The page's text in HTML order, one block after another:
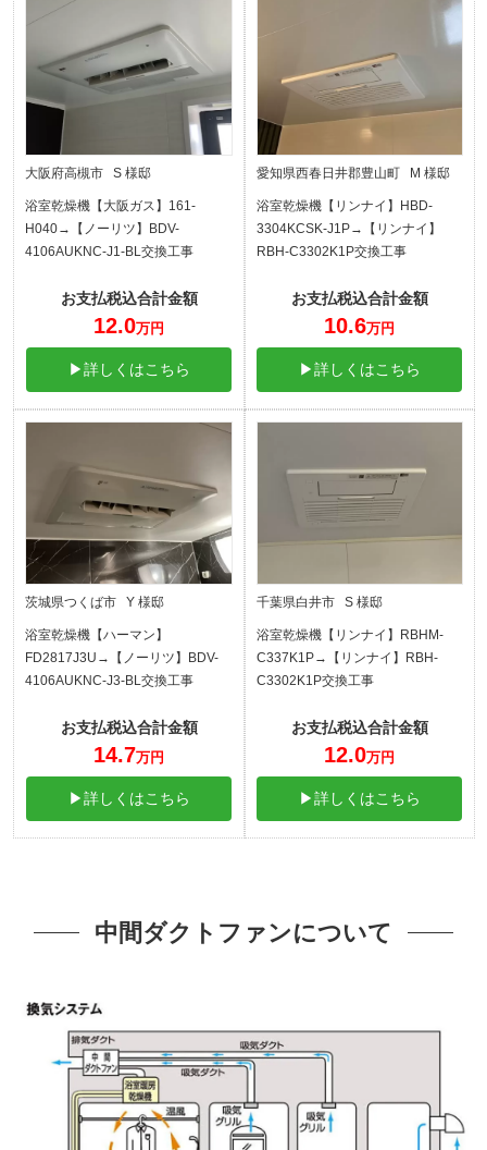
大阪府高槻市 S 様邸
浴室乾燥機【大阪ガス】161-
H040→【ノーリツ】BDV-
4106AUKNC-J1-BL交換工事
お支払税込合計金額
12.0万円
▶詳しくはこちら
愛知県西春日井郡豊山町 M 様邸
浴室乾燥機【リンナイ】HBD-
3304KCSK-J1P→【リンナイ】
RBH-C3302K1P交換工事
お支払税込合計金額
10.6万円
▶詳しくはこちら
茨城県つくば市 Y 様邸
浴室乾燥機【ハーマン】
FD2817J3U→【ノーリツ】BDV-
4106AUKNC-J3-BL交換工事
お支払税込合計金額
14.7万円
▶詳しくはこちら
千葉県白井市 S 様邸
浴室乾燥機【リンナイ】RBHM-
C337K1P→【リンナイ】RBH-
C3302K1P交換工事
お支払税込合計金額
12.0万円
▶詳しくはこちら
中間ダクトファンについて